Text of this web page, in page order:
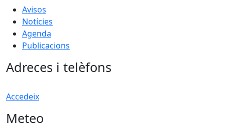
Avisos
Notícies
Agenda
Publicacions
Adreces i telèfons
Accedeix
Meteo